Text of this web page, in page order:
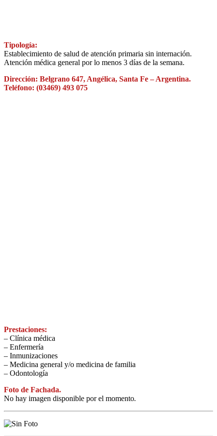
Tipología:
Establecimiento de salud de atención primaria sin internación.
Atención médica general por lo menos 3 días de la semana.
Dirección: Belgrano 647, Angélica, Santa Fe – Argentina.
Teléfono: (03469) 493 075
Prestaciones:
– Clínica médica
– Enfermería
– Inmunizaciones
– Medicina general y/o medicina de familia
– Odontología
Foto de Fachada.
No hay imagen disponible por el momento.